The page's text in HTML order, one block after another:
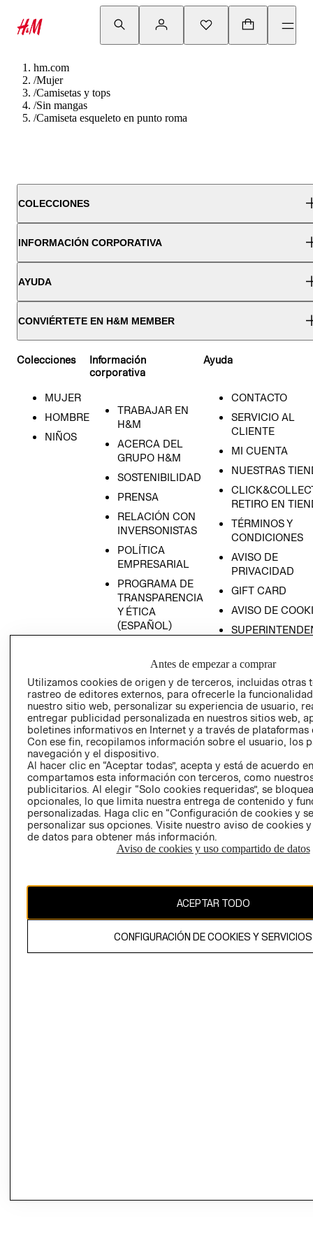
hm.com
/Mujer
/Camisetas y tops
/Sin mangas
/Camiseta esqueleto en punto roma
COLECCIONES
INFORMACIÓN CORPORATIVA
AYUDA
CONVIÉRTETE EN H&M MEMBER
Colecciones
MUJER
HOMBRE
NIÑOS
Información
corporativa
TRABAJAR EN
H&M
ACERCA DEL
GRUPO H&M
SOSTENIBILIDAD
PRENSA
RELACIÓN CON
INVERSONISTAS
POLÍTICA
EMPRESARIAL
PROGRAMA DE
TRANSPARENCIA
Y ÉTICA
(ESPAÑOL)
TRANSPARENCIA
Ayuda
CONTACTO
SERVICIO AL
CLIENTE
MI CUENTA
NUESTRAS
RETIRO EN
TÉRMINOS Y
CONDICIONES
AVISO DE
PRIVACIDAD
GIFT CARD
AVISO DE
PETICIONES
QUEJAS Y
RECLAMOS
Colombia ($)
CAMBIAR REGIÓN
El contenido de esta página web está protegido por copyright y es
propiedad de H&M Hennes & Mauritz AB.
Antes de empezar a comprar
Utilizamos cookies de origen y de terceros, incluidas otras
rastreo de editores externos, para ofrecerle la
nuestro sitio web, personalizar su experiencia de usuario,
entregar publicidad personalizada en nuestros sitios web,
boletines informativos en Internet y a través de plataformas
Con ese fin, recopilamos información sobre el usuario, los
navegación y el dispositivo.
Al hacer clic en “Aceptar todas”, acepta y está de acuerdo
compartamos esta información con terceros, como
publicitarios. Al elegir “Solo cookies requeridas”, se
opcionales, lo que limita nuestra entrega de contenido y
personalizadas. Haga clic en “Configuración de cookies y
personalizar sus opciones. Visite nuestro aviso de cookies
de datos para obtener más información.
Aviso de cookies y uso compartido de datos
ACEPTAR TODO
CONFIGURACIÓN DE COOKIES Y SERVICIOS